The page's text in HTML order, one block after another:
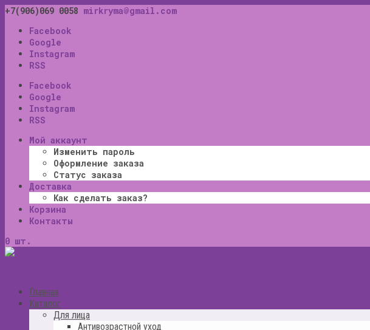
+7(906)069 0058 mirkryma@gmail.com
Facebook
Google
Instagram
RSS
Facebook
Google
Instagram
RSS
Мой аккаунт
Изменить пароль
Оформление заказа
Статус заказа
Доставка
Как сделать заказ?
Корзина
Контакты
0 шт.
Главная
Каталог
Для лица
Антивозрастной уход